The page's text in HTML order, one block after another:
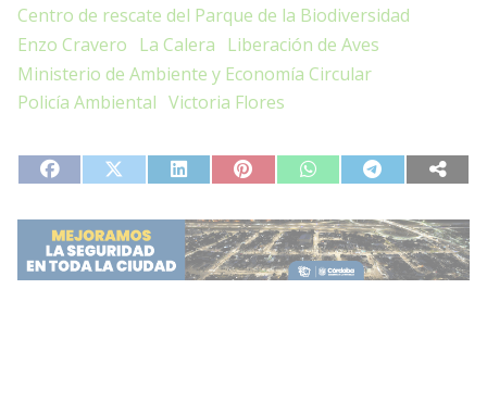
Centro de rescate del Parque de la Biodiversidad
Enzo Cravero La Calera Liberación de Aves
Ministerio de Ambiente y Economía Circular
Policía Ambiental Victoria Flores